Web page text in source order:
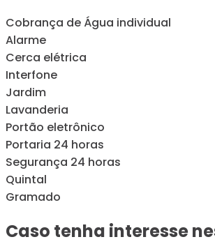
Cobrança de Água individual
Alarme
Cerca elétrica
Interfone
Jardim
Lavanderia
Portão eletrônico
Portaria 24 horas
Segurança 24 horas
Quintal
Gramado
Caso tenha interesse